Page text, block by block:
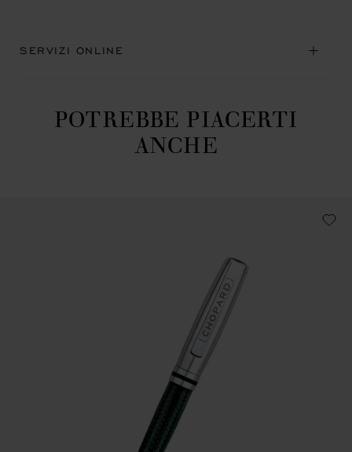
SERVIZI ONLINE
POTREBBE PIACERTI
ANCHE